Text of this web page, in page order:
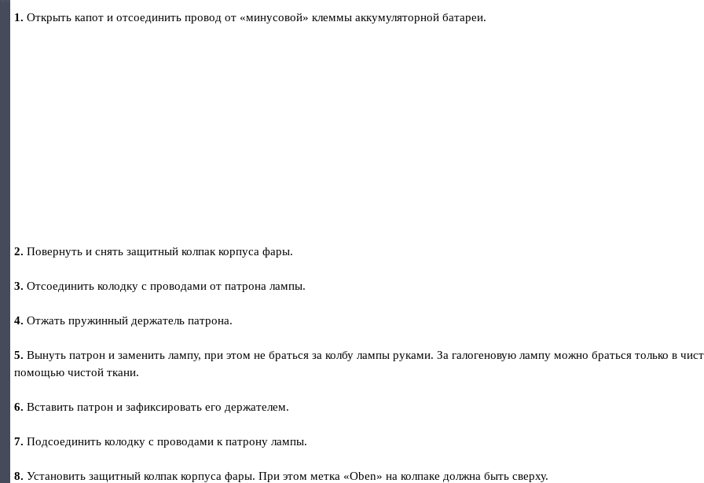
1. Открыть капот и отсоединить провод от «минусовой» клеммы аккумуляторной батареи.
2. Повернуть и снять защитный колпак корпуса фары.
3. Отсоединить колодку с проводами от патрона лампы.
4. Отжать пружинный держатель патрона.
5. Вынуть патрон и заменить лампу, при этом не браться за колбу лампы руками. За галогеновую лампу можно браться только в
помощью чистой ткани.
6. Вставить патрон и зафиксировать его держателем.
7. Подсоединить колодку с проводами к патрону лампы.
8. Установить защитный колпак корпуса фары. При этом метка «Oben» на колпаке должна быть сверху.